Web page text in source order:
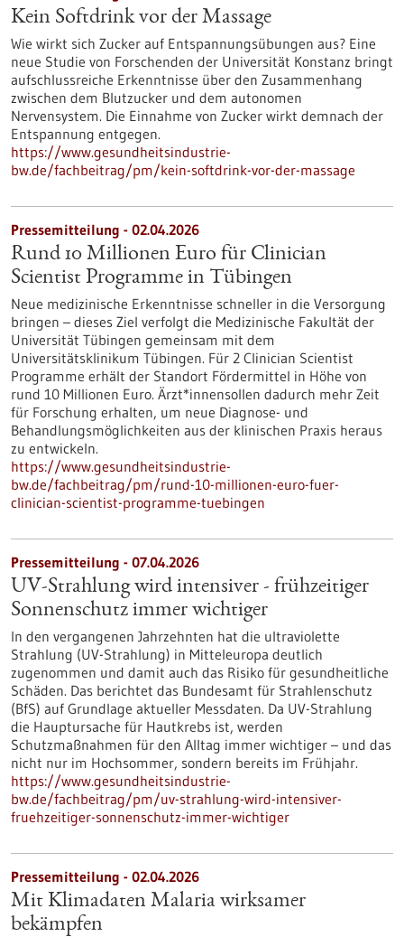
Kein Softdrink vor der Massage
Wie wirkt sich Zucker auf Entspannungsübungen aus? Eine
neue Studie von Forschenden der Universität Konstanz bringt
aufschlussreiche Erkenntnisse über den Zusammenhang
zwischen dem Blutzucker und dem autonomen
Nervensystem. Die Einnahme von Zucker wirkt demnach der
Entspannung entgegen.
https://www.gesundheitsindustrie-
bw.de/fachbeitrag/pm/kein-softdrink-vor-der-massage
Pressemitteilung - 02.04.2026
Rund 10 Millionen Euro für Clinician
Scientist Programme in Tübingen
Neue medizinische Erkenntnisse schneller in die Versorgung
bringen – dieses Ziel verfolgt die Medizinische Fakultät der
Universität Tübingen gemeinsam mit dem
Universitätsklinikum Tübingen. Für 2 Clinician Scientist
Programme erhält der Standort Fördermittel in Höhe von
rund 10 Millionen Euro. Ärzt*innensollen dadurch mehr Zeit
für Forschung erhalten, um neue Diagnose- und
Behandlungsmöglichkeiten aus der klinischen Praxis heraus
zu entwickeln.
https://www.gesundheitsindustrie-
bw.de/fachbeitrag/pm/rund-10-millionen-euro-fuer-
clinician-scientist-programme-tuebingen
Pressemitteilung - 07.04.2026
UV-Strahlung wird intensiver - frühzeitiger
Sonnenschutz immer wichtiger
In den vergangenen Jahrzehnten hat die ultraviolette
Strahlung (UV-Strahlung) in Mitteleuropa deutlich
zugenommen und damit auch das Risiko für gesundheitliche
Schäden. Das berichtet das Bundesamt für Strahlenschutz
(BfS) auf Grundlage aktueller Messdaten. Da UV-Strahlung
die Hauptursache für Hautkrebs ist, werden
Schutzmaßnahmen für den Alltag immer wichtiger – und das
nicht nur im Hochsommer, sondern bereits im Frühjahr.
https://www.gesundheitsindustrie-
bw.de/fachbeitrag/pm/uv-strahlung-wird-intensiver-
fruehzeitiger-sonnenschutz-immer-wichtiger
Pressemitteilung - 02.04.2026
Mit Klimadaten Malaria wirksamer
bekämpfen